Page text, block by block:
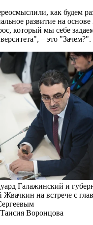
как будем
развитие на
который мы себе
– это "Зачем?".
Галажинский и
Жвачкин на встрече с
Воронцова